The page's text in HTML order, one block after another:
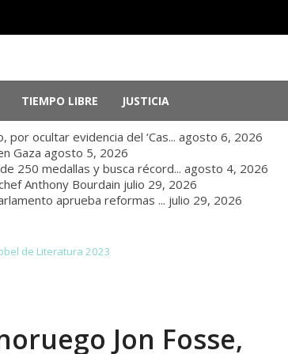
TIEMPO LIBRE JUSTICIA
ocultar evidencia del ‘Cas... agosto 6, 2026
Gaza agosto 5, 2026
250 medallas y busca récord... agosto 4, 2026
Anthony Bourdain julio 29, 2026
aprueba reformas ... julio 29, 2026
de Literatura 2023
Jon Fosse,